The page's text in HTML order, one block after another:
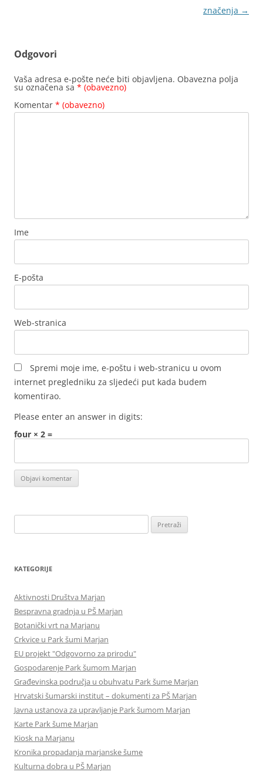
značenja →
Odgovori
Vaša adresa e-pošte neće biti objavljena. Obavezna polja
su označena sa * (obavezno)
Komentar * (obavezno)
Ime
E-pošta
Web-stranica
Spremi moje ime, e-poštu i web-stranicu u ovom
internet pregledniku za sljedeći put kada budem
komentirao.
Please enter an answer in digits:
four × 2 =
KATEGORIJE
Aktivnosti Društva Marjan
Bespravna gradnja u PŠ Marjan
Botanički vrt na Marjanu
Crkvice u Park šumi Marjan
EU projekt "Odgovorno za prirodu"
Gospodarenje Park šumom Marjan
Građevinska područja u obuhvatu Park šume Marjan
Hrvatski šumarski institut – dokumenti za PŠ Marjan
Javna ustanova za upravljanje Park šumom Marjan
Karte Park šume Marjan
Kiosk na Marjanu
Kronika propadanja marjanske šume
Kulturna dobra u PŠ Marjan